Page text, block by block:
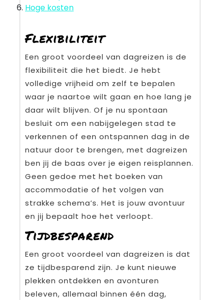
Hoge kosten
Flexibiliteit
Een groot voordeel van dagreizen is de
flexibiliteit die het biedt. Je hebt
volledige vrijheid om zelf te bepalen
waar je naartoe wilt gaan en hoe lang je
daar wilt blijven. Of je nu spontaan
besluit om een nabijgelegen stad te
verkennen of een ontspannen dag in de
natuur door te brengen, met dagreizen
ben jij de baas over je eigen reisplannen.
Geen gedoe met het boeken van
accommodatie of het volgen van
strakke schema’s. Het is jouw avontuur
en jij bepaalt hoe het verloopt.
Tijdbesparend
Een groot voordeel van dagreizen is dat
ze tijdbesparend zijn. Je kunt nieuwe
plekken ontdekken en avonturen
beleven, allemaal binnen één dag,